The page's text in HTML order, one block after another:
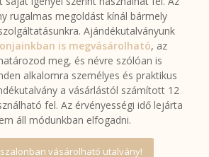
rugalmas megoldást kínál bármely
Ajándékutalványunk
is megvásárolható, az
meg, és névre szólóan is
alkalomra személyes és praktikus
a vásárlástól számított 12
fel. Az érvényességi idő lejárta
áll módunkban elfogadni.
vásárolható utalvány!